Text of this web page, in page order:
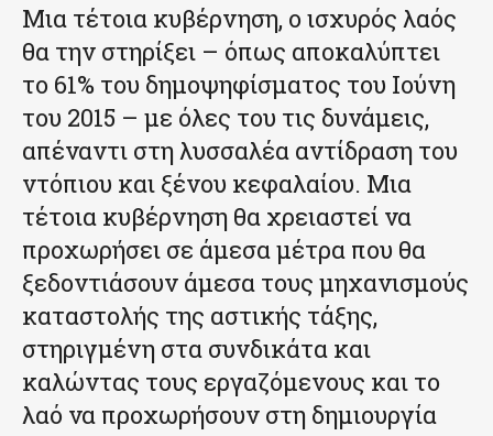
Μια τέτοια κυβέρνηση, ο ισχυρός λαός
θα την στηρίξει – όπως αποκαλύπτει
το 61% του δημοψηφίσματος του Ιούνη
του 2015 – με όλες του τις δυνάμεις,
απέναντι στη λυσσαλέα αντίδραση του
ντόπιου και ξένου κεφαλαίου. Μια
τέτοια κυβέρνηση θα χρειαστεί να
προχωρήσει σε άμεσα μέτρα που θα
ξεδοντιάσουν άμεσα τους μηχανισμούς
καταστολής της αστικής τάξης,
στηριγμένη στα συνδικάτα και
καλώντας τους εργαζόμενους και το
λαό να προχωρήσουν στη δημιουργία